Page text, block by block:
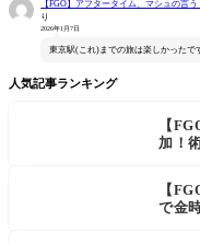
【FGO】アフタータイム、マシュの言
り
2026年1月7日
東京駅(これ)までの旅は楽しかったで
人気記事ランキング
【
加！
【
で金